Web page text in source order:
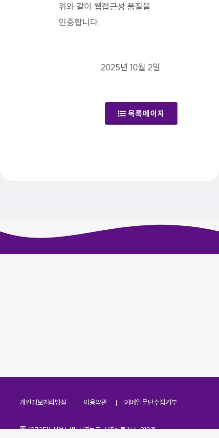
위와 같이 웹접근성 품질을
인증합니다.
2025년 10월 2일
목록페이지
개인정보처리방침 이용약관 이메일무단수집거부
주소
(07251) 서울특별시 영등포구 영신로 166, 319호